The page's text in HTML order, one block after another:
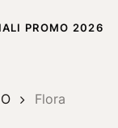
PROMO 2026
Flora